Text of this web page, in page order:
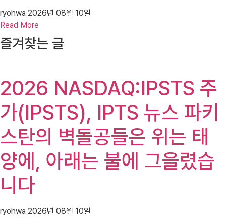
ryohwa 2026년 08월 10일
Read More
즐겨찾는 글
2026 NASDAQ:IPSTS 주
가(IPSTS), IPTS 뉴스 파키
스탄의 벽돌공들은 위는 태
양에, 아래는 불에 그을렸습
니다
ryohwa 2026년 08월 10일